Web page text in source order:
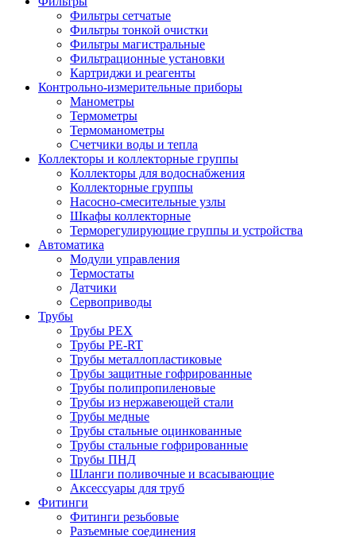
Фильтры сетчатые
Фильтры тонкой очистки
Фильтры магистральные
Фильтрационные установки
Картриджи и реагенты
Контрольно-измерительные приборы
Манометры
Термометры
Термоманометры
Счетчики воды и тепла
Коллекторы и коллекторные группы
Коллекторы для водоснабжения
Коллекторные группы
Насосно-смесительные узлы
Шкафы коллекторные
Терморегулирующие группы и устройства
Автоматика
Модули управления
Термостаты
Датчики
Сервоприводы
Трубы
Трубы PEX
Трубы PE-RT
Трубы металлопластиковые
Трубы защитные гофрированные
Трубы полипропиленовые
Трубы из нержавеющей стали
Трубы медные
Трубы стальные оцинкованные
Трубы стальные гофрированные
Трубы ПНД
Шланги поливочные и всасывающие
Аксессуары для труб
Фитинги
Фитинги резьбовые
Разъемные соединения